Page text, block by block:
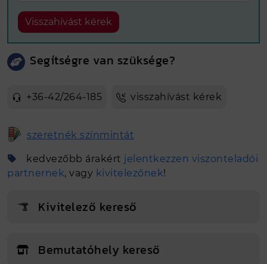
Visszahívást kérek
Segítségre van szüksége?
+36-42/264-185 visszahívást kérek
szeretnék színmintát
kedvezőbb árakért jelentkezzen viszonteladói
partnernek, vagy kivitelezőnek!
Kivitelező kereső
Bemutatóhely kereső